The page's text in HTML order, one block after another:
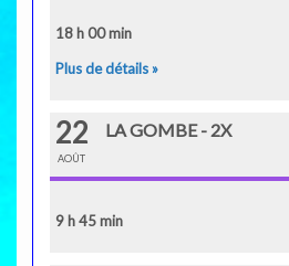
18 h 00 min
Plus de détails »
22
AOÛT
LA GOMBE - 2X
9 h 45 min